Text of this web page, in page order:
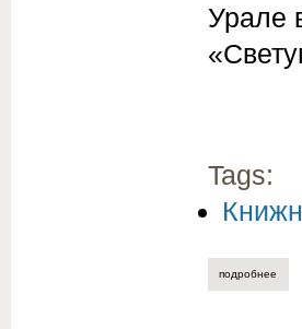
Урале
Tags:
подробнее